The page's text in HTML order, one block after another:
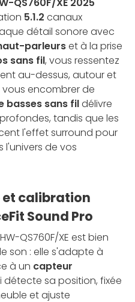
QS760F/XE 2025
5.1.2 canaux
détail sonore avec
parleurset à la prise
sans fil, vous ressentez
au-dessus, autour et
vous encombrer de
basses sans fildélivre
tandis que les
l'effet surround pour
l'univers de vos
et calibration
Sound Pro
QS760F/XE est bien
son : elle s'adapte à
à un capteur
détecte sa position, fixée
et ajuste